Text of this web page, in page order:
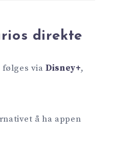
direkte
følges viaDisney+,
å ha appen